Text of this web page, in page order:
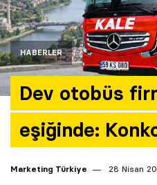
HABERLER
Dev otobüs
eşiğinde:
Marketing Türkiye 28 Nisan